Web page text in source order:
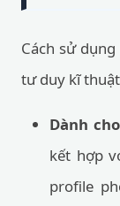
Cách sử
tư duy kĩ
Dành
kết hợp
profile